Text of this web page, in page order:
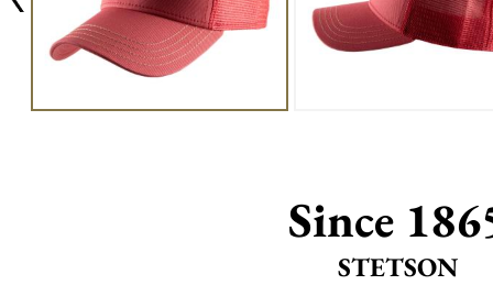
Since
STETSON